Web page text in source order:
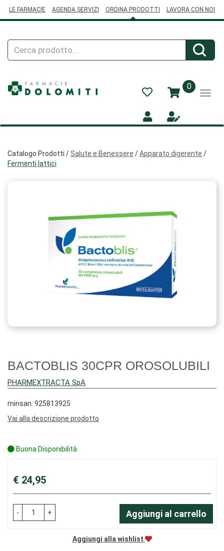
LE FARMACIE AGENDA SERVIZI ORDINA PRODOTTI LAVORA CON NOI
Cerca
Prodotto
0prodotti
inseriti
Catalogo Prodotti / Salute e Benessere /Apparato digerente /
Fermenti lattici
BACTOBLIS 30CPR OROSOLUBILI
PHARMEXTRACTA SpA
minsan: 925813925
Vai alla descrizione prodotto
Buona Disponibilità
Prezzo
€ 24,95
- + Aggiungi al carrello
Aggiungi alla wishlist